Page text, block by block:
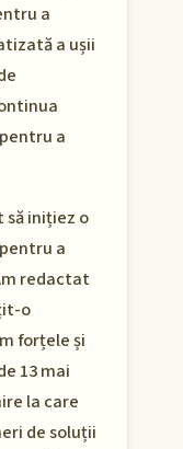
a
a ușii
a
să inițiez o
a
redactat
o
forțele și
13 mai
la care
de soluții